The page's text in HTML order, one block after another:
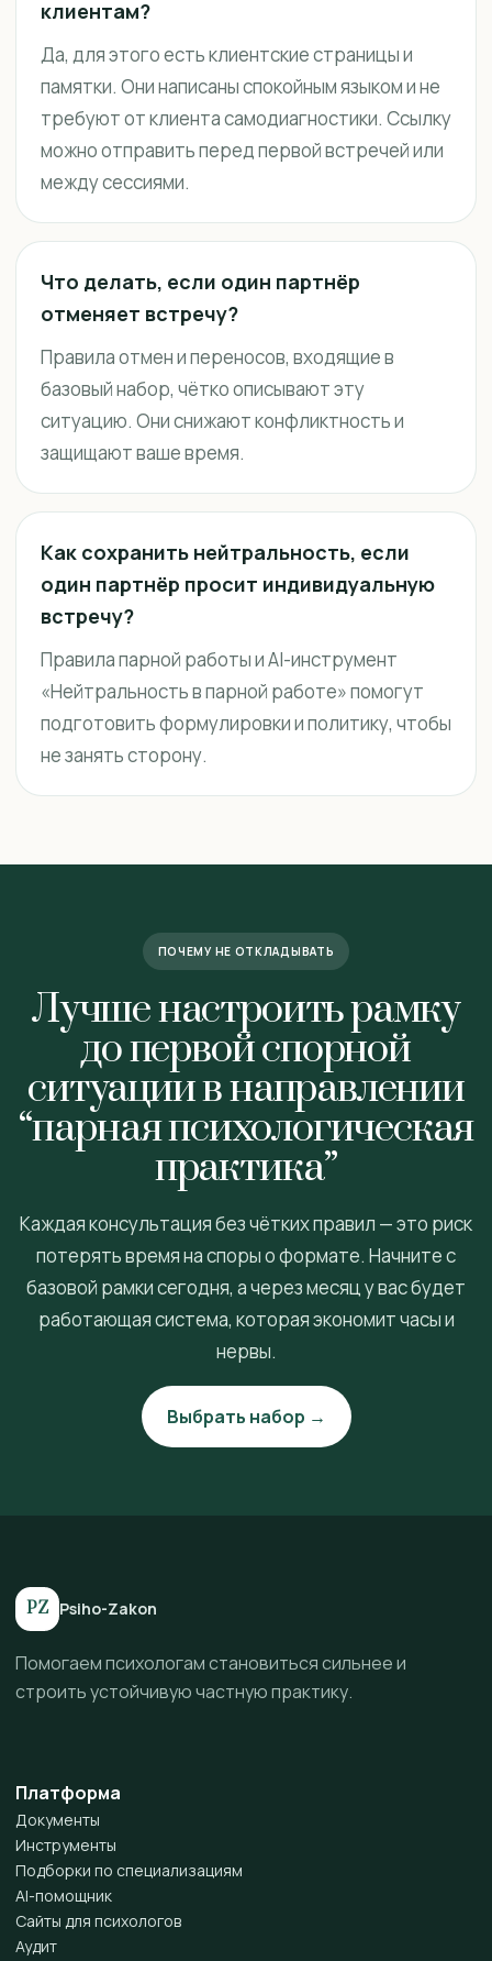
клиентам?
Да, для этого есть клиентские страницы и
памятки. Они написаны спокойным языком и не
требуют от клиента самодиагностики. Ссылку
можно отправить перед первой встречей или
между сессиями.
Что делать, если один партнёр
отменяет встречу?
Правила отмен и переносов, входящие в
базовый набор, чётко описывают эту
ситуацию. Они снижают конфликтность и
защищают ваше время.
Как сохранить нейтральность, если
один партнёр просит индивидуальную
встречу?
Правила парной работы и AI-инструмент
«Нейтральность в парной работе» помогут
подготовить формулировки и политику, чтобы
не занять сторону.
ПОЧЕМУ НЕ ОТКЛАДЫВАТЬ
Лучше настроить рамку
до первой спорной
ситуации в направлении
“парная психологическая
практика”
Каждая консультация без чётких правил — это риск
потерять время на споры о формате. Начните с
базовой рамки сегодня, а через месяц у вас будет
работающая система, которая экономит часы и
нервы.
Выбрать набор →
PZ Psiho-Zakon
Помогаем психологам становиться сильнее и
строить устойчивую частную практику.
Платформа
Документы
Инструменты
Подборки по специализациям
AI-помощник
Сайты для психологов
Аудит